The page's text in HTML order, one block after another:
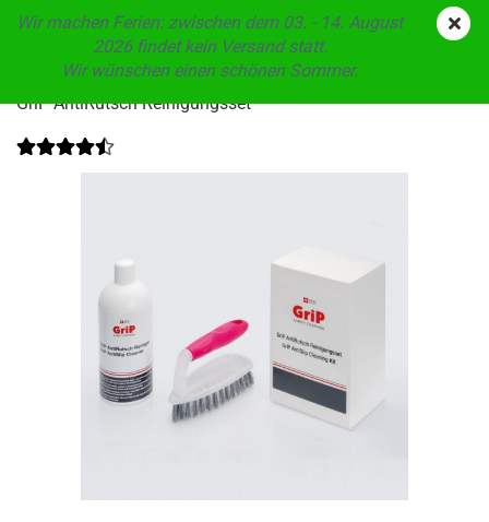
Wir machen Ferien: zwischen dem 03. - 14. August
2026 findet kein Versand statt.
Wir wünschen einen schönen Sommer.
GriP An­ti­Rutsch Rei­ni­gungs­set